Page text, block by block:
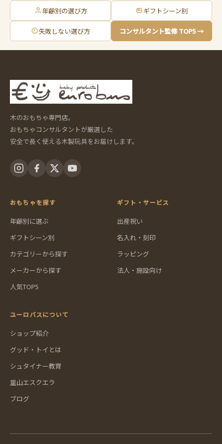
年齢別の選び方 ギフトシーン別
失敗しない選び方 コンサルタント監修 TOP5 →
木のおもちゃ専門店。
おもちゃコンサルタントが厳選した
安全で長く使える木製玩具をお届けします。
おもちゃを探す
年齢別に選ぶ
ギフトシーン別
カテゴリーから探す
メーカーから探す
人気TOP5
ギフト・サービス
出産祝い
名入れ・刻印
ラッピング
法人・施設向け
ユーロバスについて
ショップ紹介
グッド・トイとは
シュタイナー教育
里山エスクエラ
ブログ